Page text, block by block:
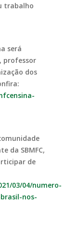
trabalho
será
professor
dos
da SBMFC,
de
03/04/numero-
nos-